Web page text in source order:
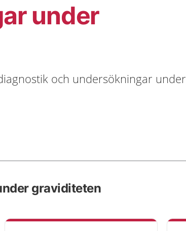
under
och undersökningar under
graviditeten